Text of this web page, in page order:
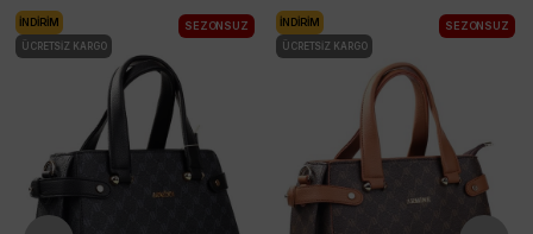
İNDIRIM
ÜCRETSIZ KARGO
SEZONSUZ İNDIRIM
ÜCRETSIZ KARGO
SEZONSUZ